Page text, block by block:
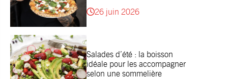
26 juin 2026
Salades d’été : la boisson
idéale pour les accompagner
selon une sommelière